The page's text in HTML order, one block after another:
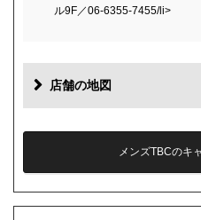
ル9F／06-6355-7455/li>
店舗の地図
メンズTBCのキ